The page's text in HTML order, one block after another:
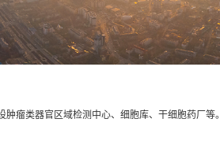
瘤类器官区域检测中心、细胞库、干细胞药厂等。